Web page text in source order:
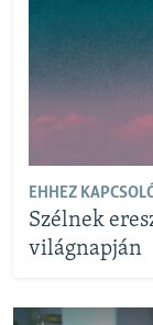
EHHEZ
Szélnek
világnapján